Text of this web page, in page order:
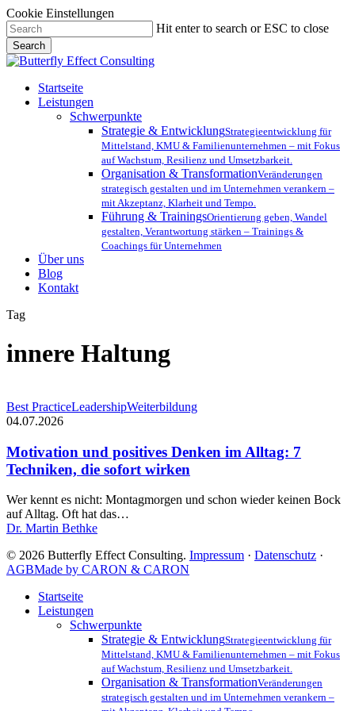
Cookie Einstellungen
Skip
to
main
content
Hit enter to search or ESC to close
Search
Close
Menu
Startseite
Leistungen
Schwerpunkte
Strategie & EntwicklungStrategieentwicklung für
Mittelstand, KMU & Familienunternehmen – mit Fokus
auf Wachstum, Resilienz und Umsetzbarkeit.
Organisation & TransformationVeränderungen
strategisch gestalten und im Unternehmen verankern –
mit Akzeptanz, Klarheit und Tempo.
Führung & TrainingsOrientierung geben, Wandel
gestalten, Verantwortung stärken – Trainings &
Coachings für Unternehmen
Über uns
Blog
Kontakt
Tag
innere Haltung
Motivation
und
Denken
im
Alltag:
Techniken,
die
sofort
wirken
Best PracticeLeadershipWeiterbildung
04.07.2026
Motivation und positives Denken im Alltag: 7
Techniken, die sofort wirken
Wer kennt es nicht: Montagmorgen und schon wieder keinen Bock
auf Alltag. Oft hat das…
Dr. Martin Bethke
© 2026 Butterfly Effect Consulting. Impressum · Datenschutz ·
AGBMade by CARON & CARON
Close
Menu
Startseite
Leistungen
Schwerpunkte
Strategie & EntwicklungStrategieentwicklung für
Mittelstand, KMU & Familienunternehmen – mit Fokus
auf Wachstum, Resilienz und Umsetzbarkeit.
Organisation & TransformationVeränderungen
strategisch gestalten und im Unternehmen verankern –